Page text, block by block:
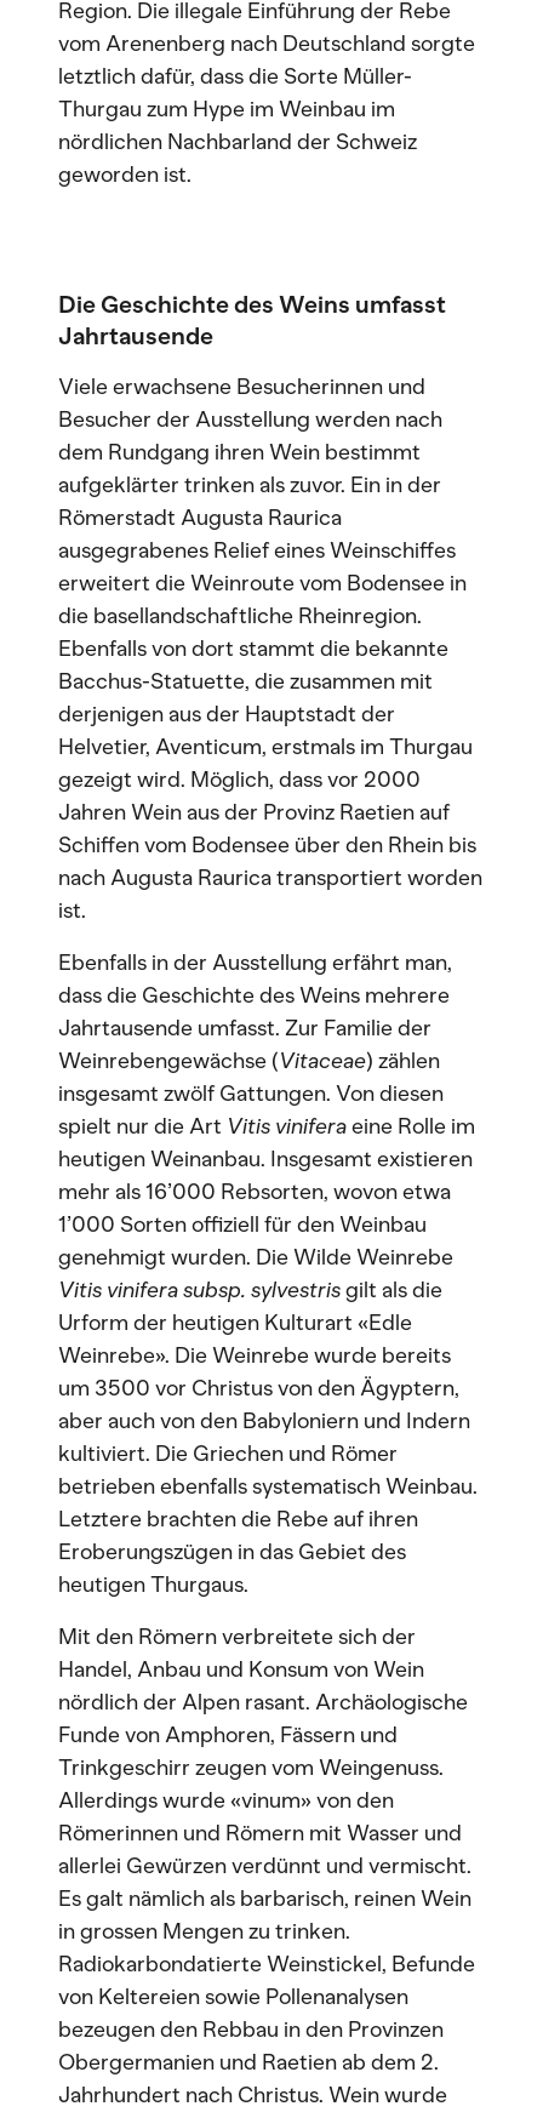
Region. Die illegale Einführung der Rebe
vom Arenenberg nach Deutschland sorgte
letztlich dafür, dass die Sorte Müller-
Thurgau zum Hype im Weinbau im
nördlichen Nachbarland der Schweiz
geworden ist.
Die Geschichte des Weins umfasst
Jahrtausende
Viele erwachsene Besucherinnen und
Besucher der Ausstellung werden nach
dem Rundgang ihren Wein bestimmt
aufgeklärter trinken als zuvor. Ein in der
Römerstadt Augusta Raurica
ausgegrabenes Relief eines Weinschiffes
erweitert die Weinroute vom Bodensee in
die basellandschaftliche Rheinregion.
Ebenfalls von dort stammt die bekannte
Bacchus-Statuette, die zusammen mit
derjenigen aus der Hauptstadt der
Helvetier, Aventicum, erstmals im Thurgau
gezeigt wird. Möglich, dass vor 2000
Jahren Wein aus der Provinz Raetien auf
Schiffen vom Bodensee über den Rhein bis
nach Augusta Raurica transportiert worden
ist.
Ebenfalls in der Ausstellung erfährt man,
dass die Geschichte des Weins mehrere
Jahrtausende umfasst. Zur Familie der
Weinrebengewächse (Vitaceae) zählen
insgesamt zwölf Gattungen. Von diesen
spielt nur die Art Vitis viniferaeine Rolle im
heutigen Weinanbau. Insgesamt existieren
mehr als 16’000 Rebsorten, wovon etwa
1’000 Sorten offiziell für den Weinbau
genehmigt wurden. Die Wilde Weinrebe
Vitis vinifera subsp. sylvestrisgilt als die
Urform der heutigen Kulturart «Edle
Weinrebe». Die Weinrebe wurde bereits
um 3500 vor Christus von den Ägyptern,
aber auch von den Babyloniern und Indern
kultiviert. Die Griechen und Römer
betrieben ebenfalls systematisch Weinbau.
Letztere brachten die Rebe auf ihren
Eroberungszügen in das Gebiet des
heutigen Thurgaus.
Mit den Römern verbreitete sich der
Handel, Anbau und Konsum von Wein
nördlich der Alpen rasant. Archäologische
Funde von Amphoren, Fässern und
Trinkgeschirr zeugen vom Weingenuss.
Allerdings wurde «vinum» von den
Römerinnen und Römern mit Wasser und
allerlei Gewürzen verdünnt und vermischt.
Es galt nämlich als barbarisch, reinen Wein
in grossen Mengen zu trinken.
Radiokarbondatierte Weinstickel, Befunde
von Keltereien sowie Pollenanalysen
bezeugen den Rebbau in den Provinzen
Obergermanien und Raetien ab dem 2.
Jahrhundert nach Christus. Wein wurde